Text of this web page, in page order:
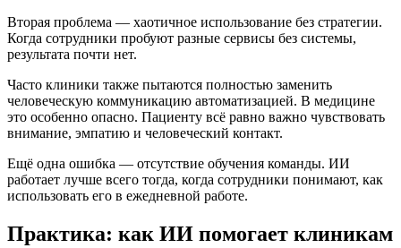
Вторая проблема — хаотичное использование без стратегии.
Когда сотрудники пробуют разные сервисы без системы,
результата почти нет.
Часто клиники также пытаются полностью заменить
человеческую коммуникацию автоматизацией. В медицине
это особенно опасно. Пациенту всё равно важно чувствовать
внимание, эмпатию и человеческий контакт.
Ещё одна ошибка — отсутствие обучения команды. ИИ
работает лучше всего тогда, когда сотрудники понимают, как
использовать его в ежедневной работе.
Практика: как ИИ помогает клиникам